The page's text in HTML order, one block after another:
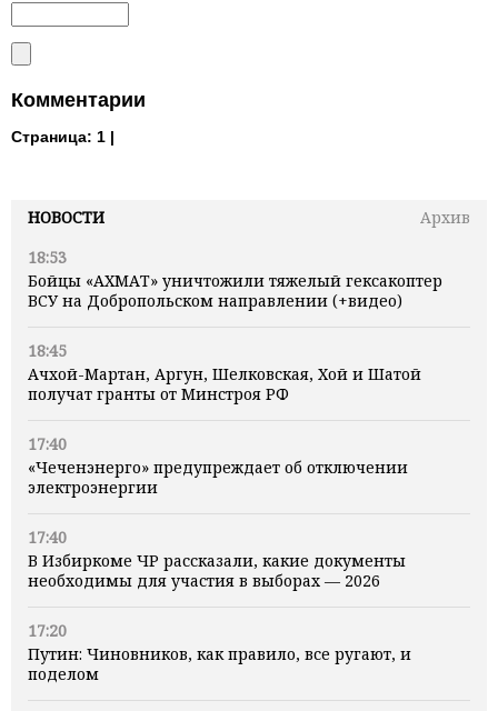
НОВОСТИ
Архив
18:53
Бойцы «АХМАТ» уничтожили тяжелый гексакоптер
ВСУ на Добропольском направлении (+видео)
18:45
Ачхой-Мартан, Аргун, Шелковская, Хой и Шатой
получат гранты от Минстроя РФ
17:40
«Чеченэнерго» предупреждает об отключении
электроэнергии
17:40
В Избиркоме ЧР рассказали, какие документы
необходимы для участия в выборах — 2026
17:20
Путин: Чиновников, как правило, все ругают, и
поделом
Комментарии
Страница: 1 |